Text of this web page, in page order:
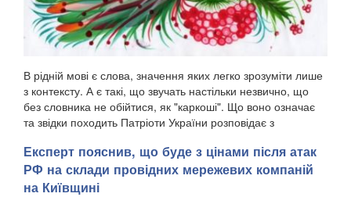
В рідній мові є слова, значення яких легко зрозуміти лише
з контексту. А є такі, що звучать настільки незвично, що
без словника не обійтися, як "каркоші". Що воно означає
та звідки походить Патріоти України розповідає з
Експерт пояснив, що буде з цінами після атак
РФ на склади провідних мережевих компаній
на Київщині